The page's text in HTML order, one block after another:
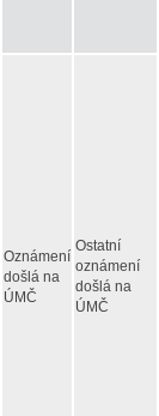
Oznámení
došlá na
ÚMČ
Ostatní
oznámení
došlá na
ÚMČ